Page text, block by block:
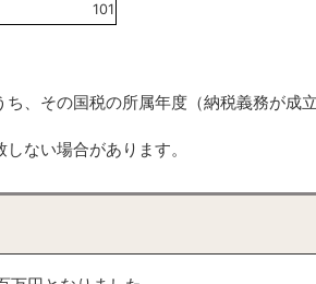
101
、その国税の所属年度（納税義務が成
ない場合があります。